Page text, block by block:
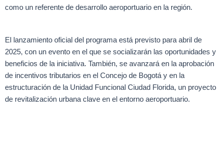
como un referente de desarrollo aeroportuario en la región.
El lanzamiento oficial del programa está previsto para abril de
2025, con un evento en el que se socializarán las oportunidades y
beneficios de la iniciativa. También, se avanzará en la aprobación
de incentivos tributarios en el Concejo de Bogotá y en la
estructuración de la Unidad Funcional Ciudad Florida, un proyecto
de revitalización urbana clave en el entorno aeroportuario.